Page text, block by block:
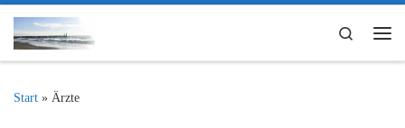
Zum Inhalt springen
Search
Start » Ärzte